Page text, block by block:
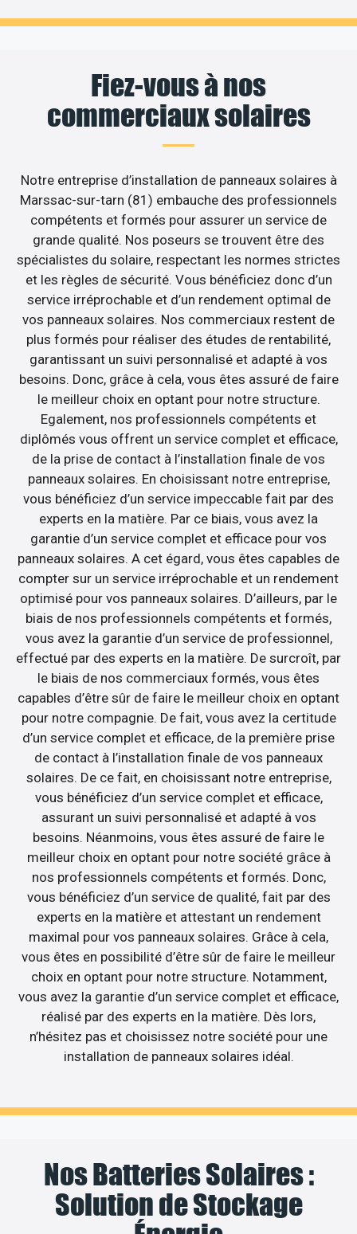
Fiez-vous à nos
commerciaux solaires
Notre entreprise d’installation de panneaux solaires à
Marssac-sur-tarn (81) embauche des professionnels
compétents et formés pour assurer un service de
grande qualité. Nos poseurs se trouvent être des
spécialistes du solaire, respectant les normes strictes
et les règles de sécurité. Vous bénéficiez donc d’un
service irréprochable et d’un rendement optimal de
vos panneaux solaires. Nos commerciaux restent de
plus formés pour réaliser des études de rentabilité,
garantissant un suivi personnalisé et adapté à vos
besoins. Donc, grâce à cela, vous êtes assuré de faire
le meilleur choix en optant pour notre structure.
Egalement, nos professionnels compétents et
diplômés vous offrent un service complet et efficace,
de la prise de contact à l’installation finale de vos
panneaux solaires. En choisissant notre entreprise,
vous bénéficiez d’un service impeccable fait par des
experts en la matière. Par ce biais, vous avez la
garantie d’un service complet et efficace pour vos
panneaux solaires. A cet égard, vous êtes capables de
compter sur un service irréprochable et un rendement
optimisé pour vos panneaux solaires. D’ailleurs, par le
biais de nos professionnels compétents et formés,
vous avez la garantie d’un service de professionnel,
effectué par des experts en la matière. De surcroît, par
le biais de nos commerciaux formés, vous êtes
capables d’être sûr de faire le meilleur choix en optant
pour notre compagnie. De fait, vous avez la certitude
d’un service complet et efficace, de la première prise
de contact à l’installation finale de vos panneaux
solaires. De ce fait, en choisissant notre entreprise,
vous bénéficiez d’un service complet et efficace,
assurant un suivi personnalisé et adapté à vos
besoins. Néanmoins, vous êtes assuré de faire le
meilleur choix en optant pour notre société grâce à
nos professionnels compétents et formés. Donc,
vous bénéficiez d’un service de qualité, fait par des
experts en la matière et attestant un rendement
maximal pour vos panneaux solaires. Grâce à cela,
vous êtes en possibilité d’être sûr de faire le meilleur
choix en optant pour notre structure. Notamment,
vous avez la garantie d’un service complet et efficace,
réalisé par des experts en la matière. Dès lors,
n’hésitez pas et choisissez notre société pour une
installation de panneaux solaires idéal.
Nos Batteries Solaires :
Solution de Stockage